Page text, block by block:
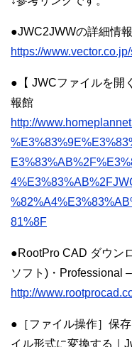
●JWC2JWWの詳細情
https://
●【 JWCファイルを開
報館
http://
81%8F
●RootPro CAD ダウン
ソフト)・Professional
http://
●［ファイル操作］保
イル形式に変換する｜